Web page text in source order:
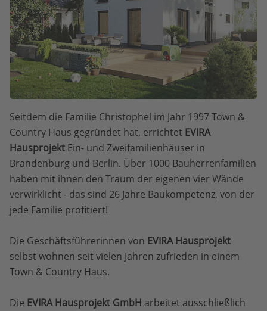
Seitdem die Familie Christophel im Jahr 1997 Town &
Country Haus gegründet hat, errichtet EVIRA
Hausprojekt Ein- und Zweifamilienhäuser in
Brandenburg und Berlin. Über 1000 Bauherrenfamilien
haben mit ihnen den Traum der eigenen vier Wände
verwirklicht - das sind 26 Jahre Baukompetenz, von der
jede Familie profitiert!
Die Geschäftsführerinnen von EVIRA Hausprojekt
selbst wohnen seit vielen Jahren zufrieden in einem
Town & Country Haus.
Die EVIRA Hausprojekt GmbH arbeitet ausschließlich